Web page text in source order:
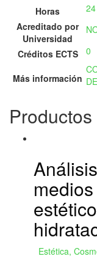
Horas
24
Acreditado por
Universidad
Créditos ECTS
0
Más información
Estética,